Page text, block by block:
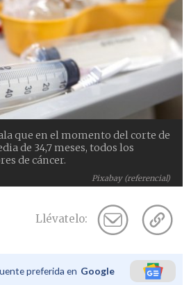
Pixabay (referencial)
que en el momento del corte de
de 34,7 meses, todos los
de cáncer.
Llévatelo:
preferida en Google